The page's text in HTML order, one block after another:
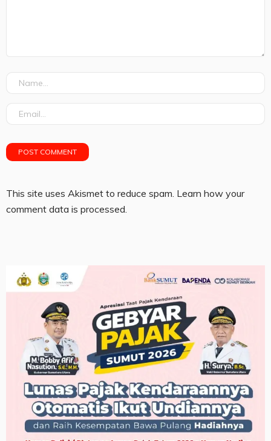
This site uses Akismet to reduce spam. Learn how your
comment data is processed.